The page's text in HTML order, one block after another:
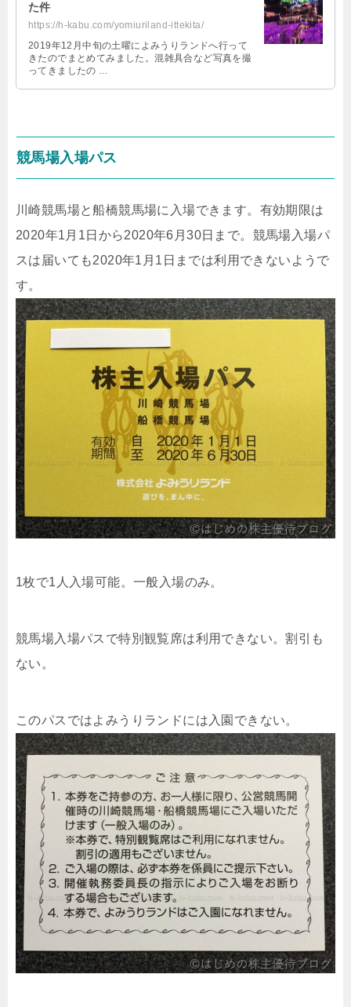
た件
https://h-kabu.com/yomiuriland-ittekita/
2019年12月中旬の土曜によみうりランドへ行って
きたのでまとめてみました。混雑具合など写真を撮
ってきましたの …
競馬場入場パス
川崎競馬場と船橋競馬場に入場できます。有効期限は
2020年1月1日から2020年6月30日まで。競馬場入場パ
スは届いても2020年1月1日までは利用できないようで
す。
1枚で1人入場可能。一般入場のみ。
競馬場入場パスで特別観覧席は利用できない。割引も
ない。
このパスではよみうりランドには入園できない。